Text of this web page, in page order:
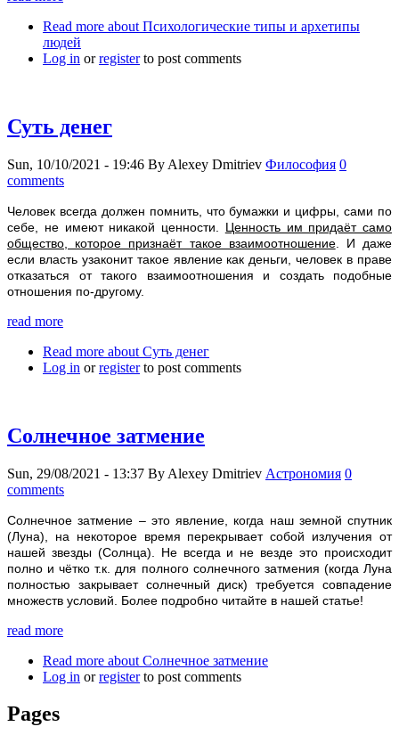
Read more about Психологические типы и архетипы
людей
Log in orregisterto post comments
Суть денег
Sun, 10/10/2021 - 19:46 By Alexey Dmitriev Философия 0
comments
Человек всегда должен помнить, что бумажки и цифры, сами по
себе, не имеют никакой ценности. Ценность им придаёт само
общество, которое признаёт такое взаимоотношение. И даже
если власть узаконит такое явление как деньги, человек в праве
отказаться от такого взаимоотношения и создать подобные
отношения по-другому.
read more
Read more about Суть денег
Log in orregisterto post comments
Солнечное затмение
Sun, 29/08/2021 - 13:37 By Alexey Dmitriev Астрономия 0
comments
Солнечное затмение – это явление, когда наш земной спутник
(Луна), на некоторое время перекрывает собой излучения от
нашей звезды (Солнца). Не всегда и не везде это происходит
полно и чётко т.к. для полного солнечного затмения (когда Луна
полностью закрывает солнечный диск) требуется совпадение
множеств условий. Более подробно читайте в нашей статье!
read more
Read more about Солнечное затмение
Log in orregisterto post comments
Pages